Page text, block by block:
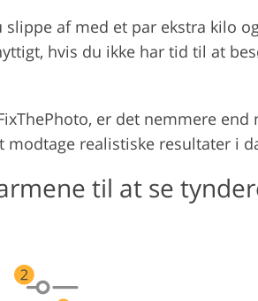
af med et par ekstra kilo
hvis du ikke har tid til at
er det nemmere
modtage realistiske resultater i
til at se